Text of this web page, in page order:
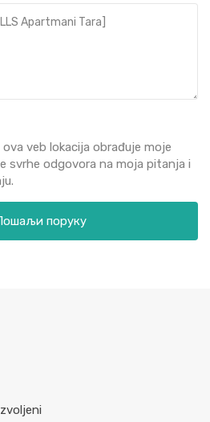
veb lokacija obrađuje moje
svrhe odgovora na moja pitanja i
поруку